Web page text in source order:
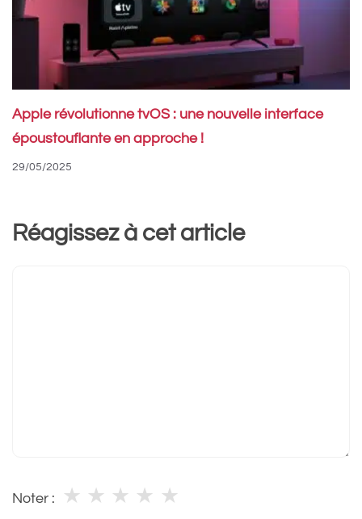
Apple révolutionne tvOS : une nouvelle interface
époustouflante en approche !
29/05/2025
Réagissez à cet article
Noter : ★
★
★
★
★